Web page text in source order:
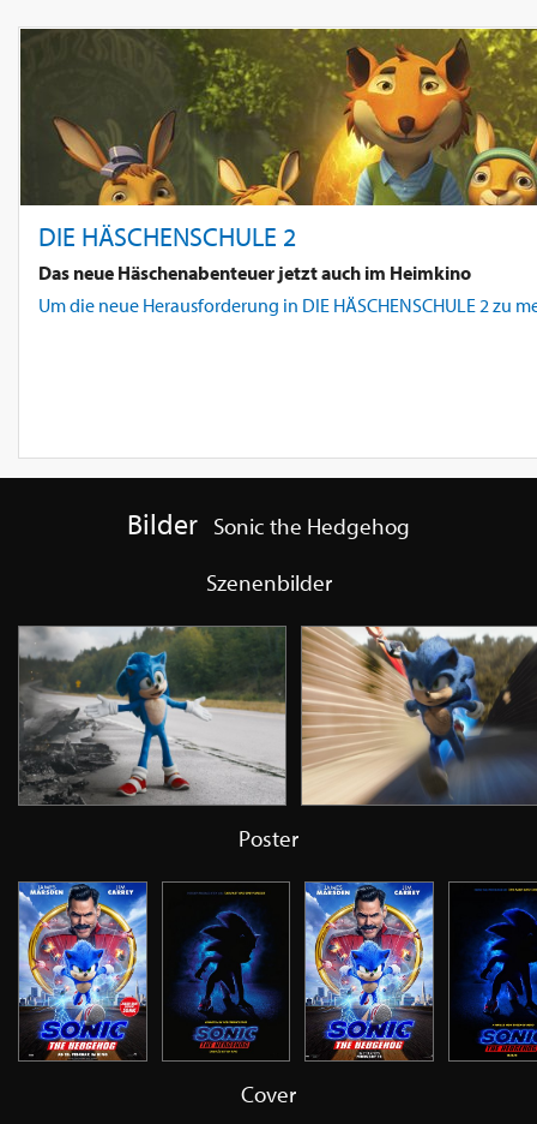
DIE HÄSCHENSCHULE 2
Das neue Häschenabenteuer jetzt auch im Heimkino
Um die neue Herausforderung in DIE HÄSCHENSCHULE 2
Bilder Sonic the Hedgehog
Szenenbilder
Poster
Cover